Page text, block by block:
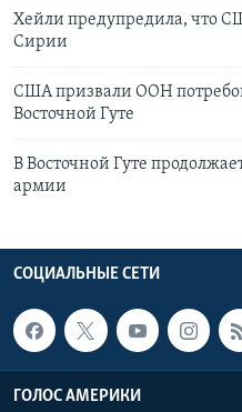
Хейли предупредила, что
Сирии
США призвали ООН
Восточной Гуте
В Восточной Гуте
армии
СОЦИАЛЬНЫЕ СЕТИ
ГОЛОС АМЕРИКИ